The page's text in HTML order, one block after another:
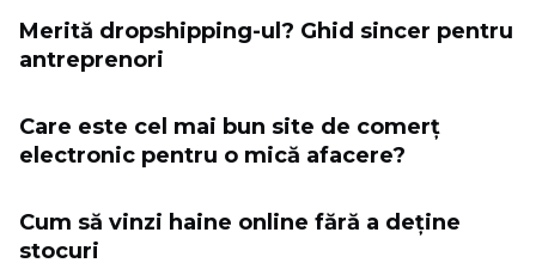
Merită dropshipping-ul? Ghid sincer pentru
antreprenori
Care este cel mai bun site de comerț
electronic pentru o mică afacere?
Cum să vinzi haine online fără a deține
stocuri